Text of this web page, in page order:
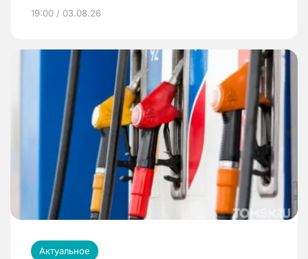
19:00 / 03.08.26
Актуальное